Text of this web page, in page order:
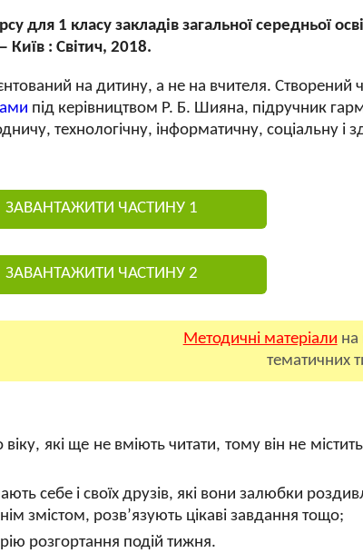
для 1 класу закладів загальної середньої
: Світич, 2018.
на дитину, а не на вчителя. Створений
під керівництвом Р. Б. Шияна, підручник
технологічну, інформатичну, соціальну і
ЗАВАНТАЖИТИ ЧАСТИНУ 1
ЗАВАНТАЖИТИ ЧАСТИНУ 2
Методичні матеріали на
тематичних
які ще не вміють читати, тому він не містить
себе і своїх друзів, які вони залюбки
змістом, розв’язують цікаві завдання тощо;
розгортання подій тижня.